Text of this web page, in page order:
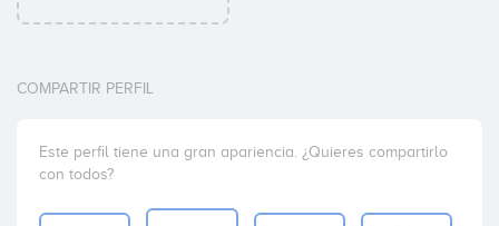
COMPARTIR PERFIL
Este perfil tiene una gran apariencia. ¿Quieres compartirlo
con todos?